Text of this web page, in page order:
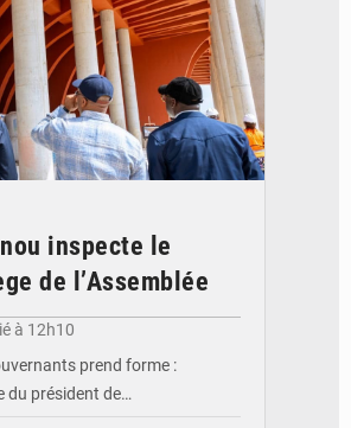
inspecte le
de l’Assemblée
à 12h10
prend forme :
du président de…